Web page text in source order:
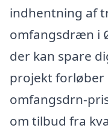
indhentning af
omfangsdræn i
der kan spare
projekt forløber
omfangsdrn-
om tilbud fra